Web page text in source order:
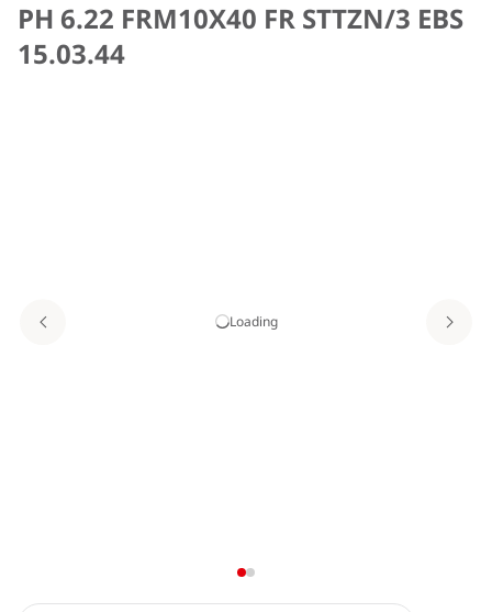
PH 6.22 FRM10X40 FR STTZN/3 EBS
15.03.44
Loading